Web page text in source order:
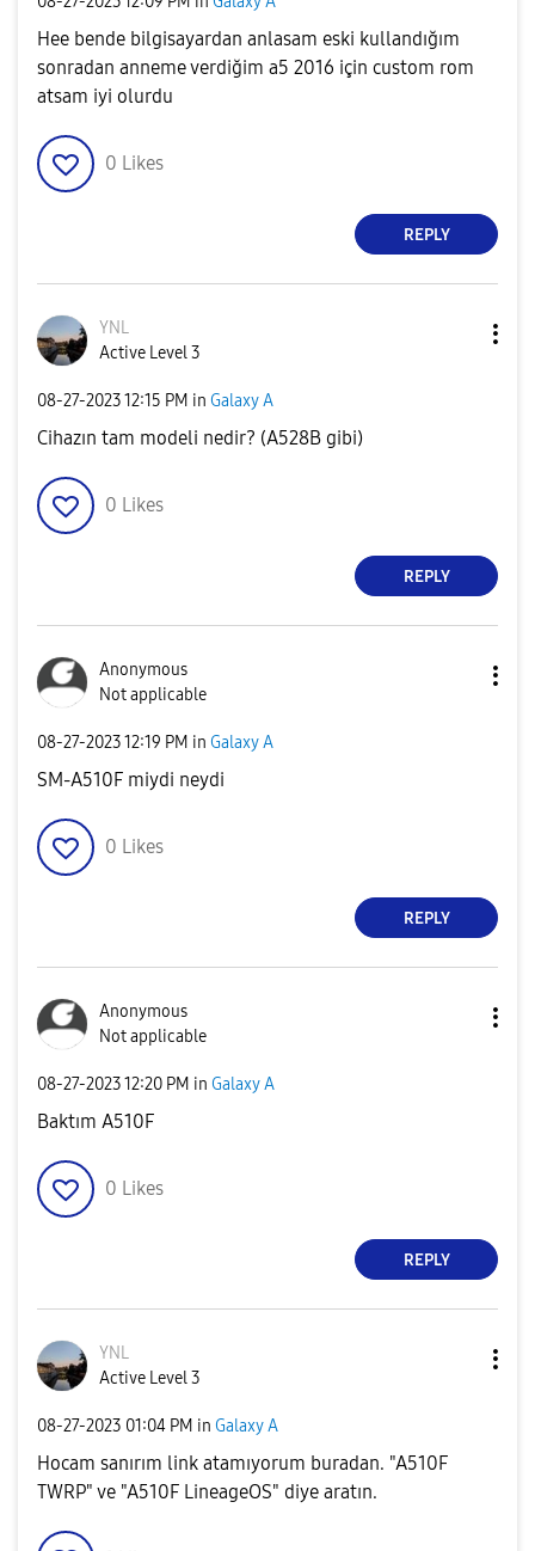
Hee bende bilgisayardan anlasam eski kullandığım
sonradan anneme verdiğim a5 2016 için custom rom
atsam iyi olurdu
0 Likes
REPLY
YNL
Active Level 3
‎08-27-202312:15 PM in Galaxy A
Cihazın tam modeli nedir? (A528B gibi)
0 Likes
REPLY
Anonymous
Not applicable
‎08-27-202312:19 PM in Galaxy A
SM-A510F miydi neydi
0 Likes
REPLY
Anonymous
Not applicable
‎08-27-202312:20 PM in Galaxy A
Baktım A510F
0 Likes
REPLY
YNL
Active Level 3
‎08-27-2023 01:04 PM in Galaxy A
Hocam sanırım link atamıyorum buradan. "A510F
TWRP" ve "A510F LineageOS" diye aratın.